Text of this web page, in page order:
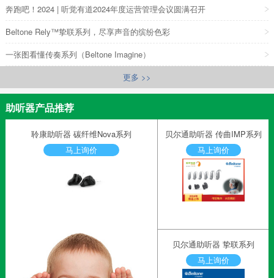
奔跑吧！2024 | 听觉有道2024年度运营管理会议圆满召开
Beltone Rely™挚联系列，尽享声音的缤纷色彩
一张图看懂传奏系列（Beltone Imagine）
更多 >>
助听器产品推荐
聆康助听器 碳纤维Nova系列
马上询价
贝尔通助听器 传曲IMP系列
马上询价
贝尔通助听器 挚联系列
马上询价